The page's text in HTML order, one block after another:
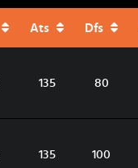
Ats Dfs
135 80
135 100